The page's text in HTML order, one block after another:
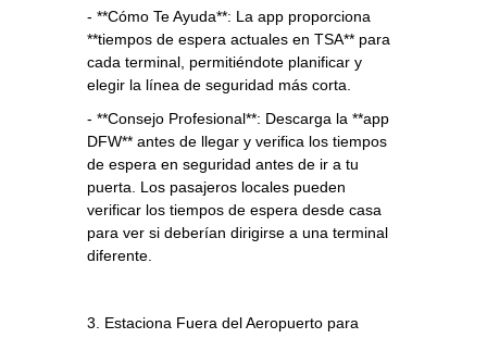
- **Cómo Te Ayuda**: La app proporciona
**tiempos de espera actuales en TSA** para
cada terminal, permitiéndote planificar y
elegir la línea de seguridad más corta.
- **Consejo Profesional**: Descarga la **app
DFW** antes de llegar y verifica los tiempos
de espera en seguridad antes de ir a tu
puerta. Los pasajeros locales pueden
verificar los tiempos de espera desde casa
para ver si deberían dirigirse a una terminal
diferente.
3. Estaciona Fuera del Aeropuerto para